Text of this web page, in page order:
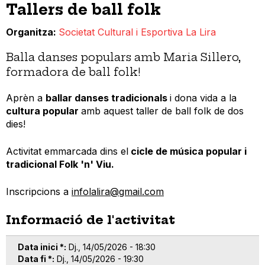
Tallers de ball folk
Organitza Societat Cultural i Esportiva La Lira
Balla danses populars amb Maria Sillero,
formadora de ball folk!
Aprèn a ballar danses tradicionals i dona vida a la
cultura popular amb aquest taller de ball folk de dos
dies!
Activitat emmarcada dins el cicle de música popular i
tradicional Folk 'n' Viu.
Inscripcions a infolalira@gmail.com
Informació de l'activitat
Data inici * Dj., 14/05/2026 - 18:30
Data fi * Dj., 14/05/2026 - 19:30